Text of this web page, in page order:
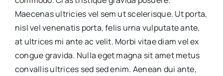
Maecenas ultricies vel sem ut scelerisque. Ut porta,
nisl vel venenatis porta, felis urna vulputate ante,
at ultrices mi ante ac velit. Morbi vitae diam vel ex
congue gravida. Nulla eget magna sit amet metus
convallis ultrices sed sed enim. Aenean dui ante,